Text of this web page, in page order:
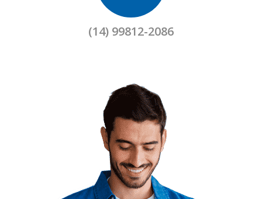
(14) 99812-2086